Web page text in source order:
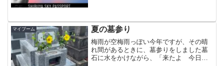
マイブーム 夏の墓参り
梅雨が空梅雨っぽい今年ですが、その晴
れ間があるときに、墓参りをしました墓
石に水をかけながら、「来たよ 今日は